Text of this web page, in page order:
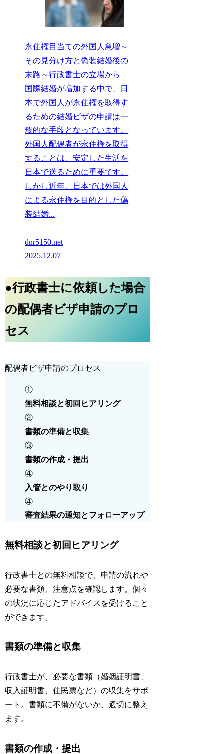
永住権目当ての外国人急増～
その見分け方と偽装結婚後の
末路～行政書士の立場から
国際結婚が増加する中で、日
本で外国人が永住権を取得す
るための結婚ビザの申請は一
般的な手段となっています。
外国人配偶者が永住権を取得
することは、安定した生活を
日本で送るために重要です。
しかし近年、日本では外国人
による永住権を目的とした偽
装結婚...
dnr5150.net
2025.12.07
●行政書士に依頼した場合
の配偶者ビザ申請のプロ
セス
配偶者ビザ申請のプロセス
①
無料相談と初回ヒアリング
②
書類の準備と収集
③
書類の作成・提出
④
入管とのやり取り
④
審査結果の通知とフォローアップ
無料相談と初回ヒアリング
行政書士との無料相談で、申請の流れや
必要な書類、注意点を確認します。個々
の状況に応じたアドバイスを受けること
ができます。
書類の準備と収集
行政書士が、必要な書類（婚姻証明書、
収入証明書、住民票など）の収集をサポ
ート。書類に不備がないか、適切に整え
ます。
書類の作成・提出